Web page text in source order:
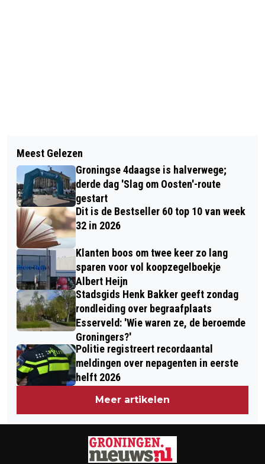
VERSCHILLENDE
NACHTAFSLUITINGEN OP ZUIDELIJKE
RINGWEG
NACHTOPVANG ASIELZOEKERS
HANZEPLAZA MET TENMINSTE ÉÉN
NACHT VERLENGD IN GEMEENTE
GRONINGEN
Meest Gelezen
Groningse 4daagse is halverwege;
derde dag 'Slag om Oosten'-route
gestart
Dit is de Bestseller 60 top 10 van week
32 in 2026
Klanten boos om twee keer zo lang
sparen voor vol koopzegelboekje
Albert Heijn
Stadsgids Henk Bakker geeft zondag
rondleiding over begraafplaats
Esserveld: 'Wie waren ze, de beroemde
Groningers?'
Politie registreert recordaantal
meldingen over nepagenten in eerste
helft 2026
Meer artikelen